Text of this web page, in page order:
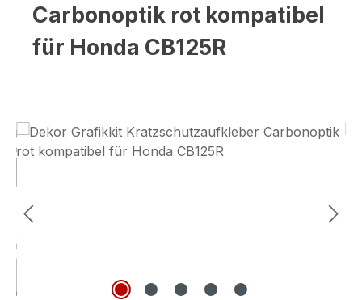
Carbonoptik rot kompatibel
für Honda CB125R
Bildergalerie überspringen